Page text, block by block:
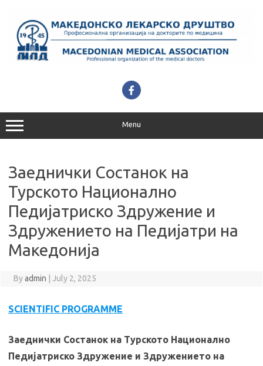
content
Menu
Заеднички Состанок на
Турското Национално
Педијатриско Здружение и
Здружението на Педијатри на
Македонија
Byadmin July 2, 2025
SCIENTIFIC PROGRAMME
Заеднички Состанок на Турското Национално
Педијатриско Здружение и Здружението на